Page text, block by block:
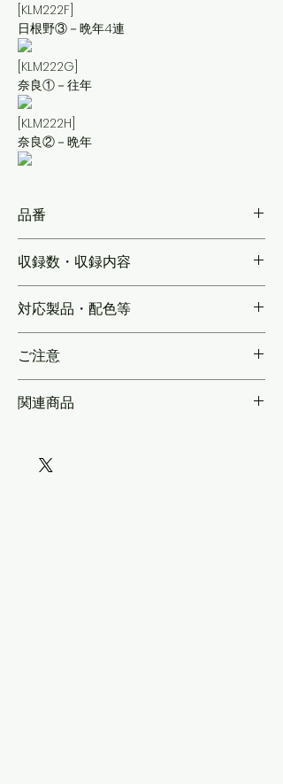
[KLM222F]
日根野③－晩年4連
[KLM222G]
奈良①－往年
[KLM222H]
奈良②－晩年
品番
収録数・収録内容
対応製品・配色等
ご注意
関連商品